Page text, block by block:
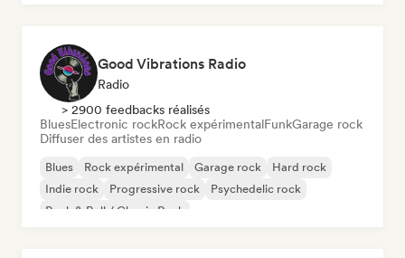
Good Vibrations Radio
Radio
> 2900 feedbacks réalisés
BluesElectronic rockRock expérimentalFunkGarage rock
Diffuser des artistes en radio
Blues Rock expérimental Garage rock
Hard rock
Indie rock
Progressive rock
Psychedelic rock
Rock & Roll / Classic Rock